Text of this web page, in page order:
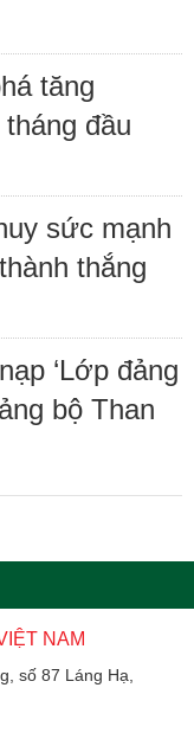
tăng
đầu
sức mạnh
thắng
‘Lớp đảng
bộ Than
NAM
số 87 Láng Hạ,